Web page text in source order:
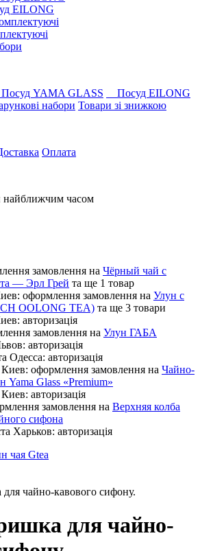
EILONG
Посуд YAMA GLASS
Посуд EILONG
набори Товари зі знижкою
Оплата
найближчим часом
замовлення на Чёрный чай с
— Эрл Грей та ще 1 товар
оформлення замовлення на Улун с
OOLONG TEA) та ще 3 товари
авторизація
замовлення на Улун ГАБА
авторизація
Одесса: авторизація
Киев: оформлення замовлення на Чайно-
Yama Glass «Premium»
авторизація
замовлення на Верхняя колба
сифона
Харьков: авторизація
чая Gtea
чайно-кавового сифону.
для чайно-